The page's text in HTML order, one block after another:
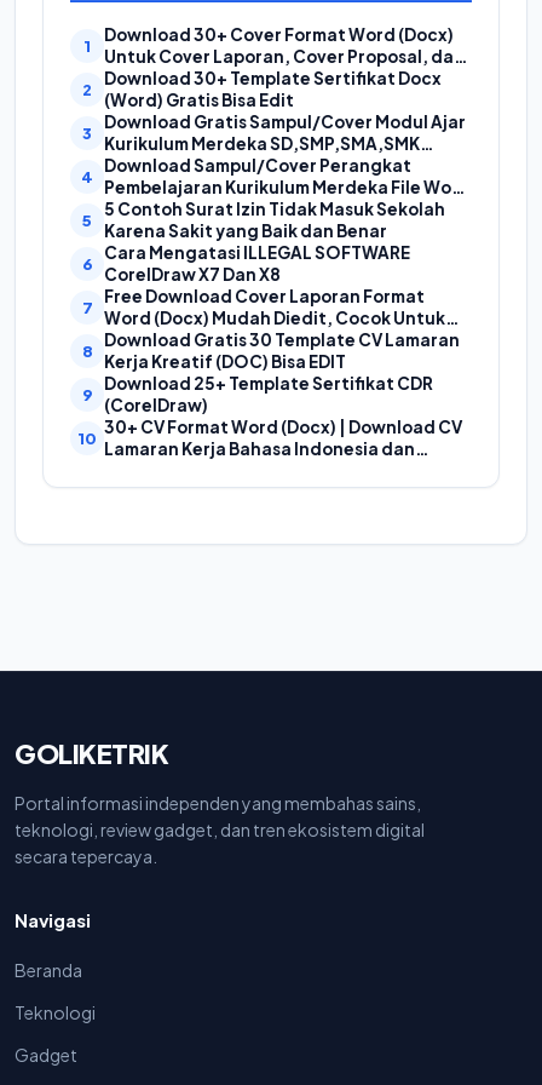
Download 30+ Cover Format Word (Docx)
Untuk Cover Laporan, Cover Proposal, dan
Cover Makalah
Download 30+ Template Sertifikat Docx
(Word) Gratis Bisa Edit
Download Gratis Sampul/Cover Modul Ajar
Kurikulum Merdeka SD,SMP,SMA,SMK
Format Doc (Ms Word)
Download Sampul/Cover Perangkat
Pembelajaran Kurikulum Merdeka File Word
(Doc) | Contoh Cover Kurikum Merdeka
5 Contoh Surat Izin Tidak Masuk Sekolah
Karena Sakit yang Baik dan Benar
Cara Mengatasi ILLEGAL SOFTWARE
CorelDraw X7 Dan X8
Free Download Cover Laporan Format
Word (Docx) Mudah Diedit, Cocok Untuk
Cover Laporan Kegiatan, Makalah Dan
Proposal
Download Gratis 30 Template CV Lamaran
Kerja Kreatif (DOC) Bisa EDIT
Download 25+ Template Sertifikat CDR
(CorelDraw)
30+ CV Format Word (Docx) | Download CV
Lamaran Kerja Bahasa Indonesia dan
GOLIKETRIK
Portal informasi independen yang membahas sains,
teknologi, review gadget, dan tren ekosistem digital
secara tepercaya.
Navigasi
Beranda
Teknologi
Gadget